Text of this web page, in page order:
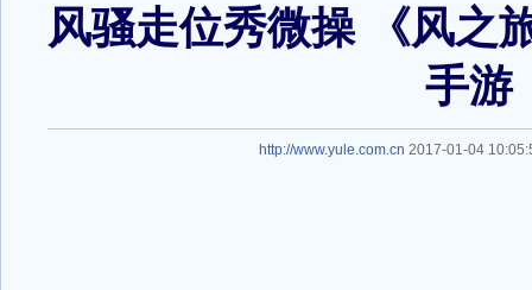
风骚走位秀微操 《风之
手游
http://www.yule.com.cn 2017-01-04